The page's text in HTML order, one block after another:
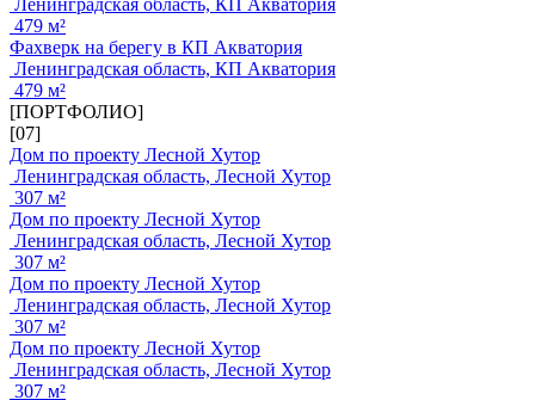
Ленинградская область, КП Акватория
479 м²
Фахверк на берегу в КП Акватория
Ленинградская область, КП Акватория
479 м²
[ПОРТФОЛИО]
[07]
Дом по проекту Лесной Хутор
Ленинградская область, Лесной Хутор
307 м²
Дом по проекту Лесной Хутор
Ленинградская область, Лесной Хутор
307 м²
Дом по проекту Лесной Хутор
Ленинградская область, Лесной Хутор
307 м²
Дом по проекту Лесной Хутор
Ленинградская область, Лесной Хутор
307 м²